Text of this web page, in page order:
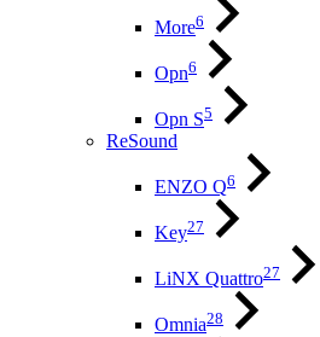
More6
Opn6
Opn S5
ReSound
ENZO Q6
Key27
LiNX Quattro27
Omnia28